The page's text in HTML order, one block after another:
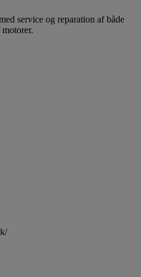
service og reparation af både